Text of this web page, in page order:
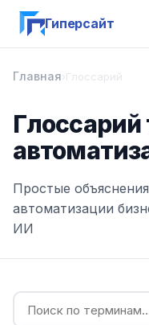
Гиперсайт
Главная›Глоссарий
Простые
автоматизации
ИИ